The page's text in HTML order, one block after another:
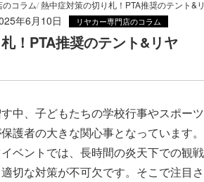
コラム 熱中症対策の切り札！PTA推奨のテント&
年6月10日 リヤカー専門店のコラム
！PTA推奨のテント&リヤ
中、子どもたちの学校行事やスポーツ
護者の大きな関心事となっています。
ベントでは、長時間の炎天下での観戦
切な対策が不可欠です。そこで注目さ